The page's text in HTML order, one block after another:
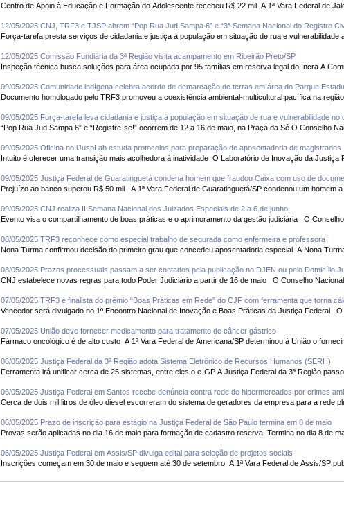
Centro de Apoio à Educação e Formação do
12/05/2025 CNJ, TRF3 e TJSP abrem “Pop Rua Jud Sampa 6” e “3ª Semana Nacional do Registro
Força-tarefa presta serviços de cidadania e justiça à população em situação de rua e vulnerabilidade
12/05/2025 Comissão Fundiária da 3ª Região visita acampamento em Ribeirão Preto/SP
Inspeção técnica busca
09/05/2025 Comunidade indígena celebra acordo de demarcação de terras em área do Parque
09/05/2025 Força-tarefa leva cidadania e justiça à população em situação de rua e vulnerabilidade no
“Pop Rua Jud Sampa 6” e
09/05/2025 Oficina no iJuspLab estuda protocolos para preparação de aposentadoria de magistrados
Intuito é oferecer uma transição mais acolhedora à inatividade O Laboratório
09/05/2025 Justiça Federal de Guaratinguetá condena homem que fraudou Caixa com uso de
Prejuízo ao banco superou R$ 50 mil A 1ª Vara Federal de Guaratinguetá/SP
09/05/2025 CNJ realiza II Semana Nacional dos Juizados Especiais de 2 a 6 de junho
Evento visa o
08/05/2025 TRF3 reconhece como especial trabalho de segurada como enfermeira e professora
Nona Turma confirmou
08/05/2025 Prazos processuais passam a ser contados pela publicação no DJEN ou pelo Domicílio
CNJ estabelece novas regras para
07/05/2025 TRF3 é finalista do prêmio “Boas Práticas em Rede” do CJF com ferramenta que torna
07/05/2025 União deve fornecer medicamento para tratamento de câncer gástrico
Fármaco oncológico é de alto custo A 1ª Vara Federal de Americana/SP
06/05/2025 Justiça Federal da 3ª Região adota Sistema Eletrônico de Recursos Humanos (SERH)
Ferramenta irá unificar cerca de 25 sistemas, entre eles o e-
06/05/2025 Justiça Federal em Santos recebe denúncia contra rede de hipermercados por crimes
06/05/2025 Prazo de inscrição para estágio na Justiça Federal de São Paulo termina em 8 de maio
Provas serão aplicadas no dia 16 de maio para
05/05/2025 Justiça Federal em Assis/SP divulga edital para seleção de projetos sociais
Inscrições começam em 30 de maio e seguem até 30 de